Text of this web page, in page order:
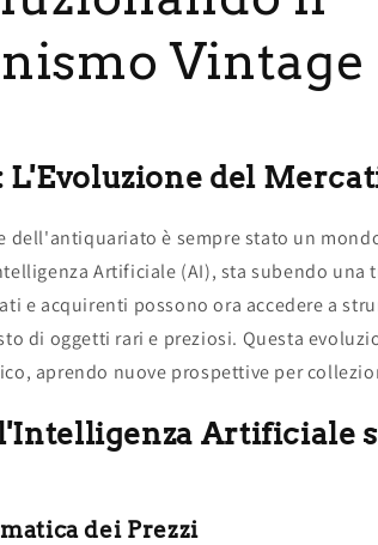
Vintage
del
dell'antiquariato è sempre stato un
Artificiale (AI), sta subendo una
e acquirenti possono ora accedere a
di oggetti rari e preziosi. Questa
aprendo nuove prospettive per
Artificiale
dei Prezzi